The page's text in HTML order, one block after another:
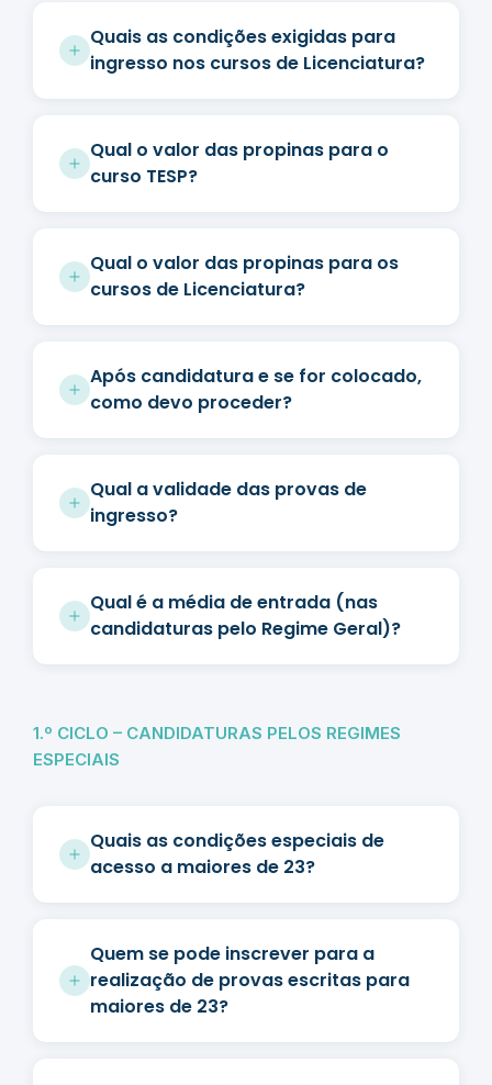
Quais as condições exigidas para
ingresso nos cursos de Licenciatura?
Qual o valor das propinas para o
curso TESP?
Qual o valor das propinas para os
cursos de Licenciatura?
Após candidatura e se for colocado,
como devo proceder?
Qual a validade das provas de
ingresso?
Qual é a média de entrada (nas
candidaturas pelo Regime Geral)?
1.º CICLO – CANDIDATURAS PELOS REGIMES
ESPECIAIS
Quais as condições especiais de
acesso a maiores de 23?
Quem se pode inscrever para a
realização de provas escritas para
maiores de 23?